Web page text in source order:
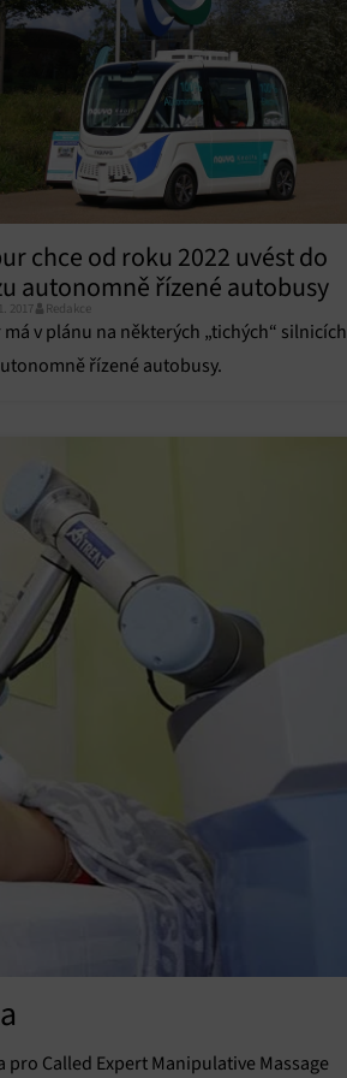
a obsahu, Ukládání a sdělování voleb
chce od roku 2022 uvést do
autonomně řízené autobusy
2017 Redakce
v plánu na některých „tichých“ silnicích
řízené autobusy.
Called Expert Manipulative Massage